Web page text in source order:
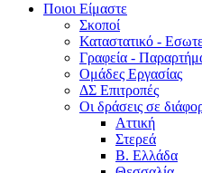
Ποιοι Είμαστε
Σκοποί
Καταστατικό -
Γραφεία -
Ομάδες Εργασίας
ΔΣ Επιτροπές
Οι δράσεις σε
Αττική
Στερεά
Β. Ελλάδα